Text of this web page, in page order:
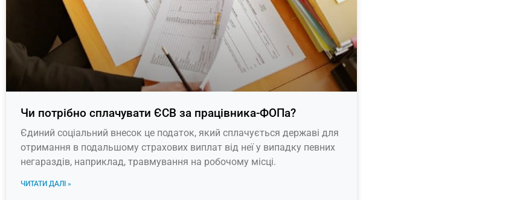
Чи потрібно сплачувати ЄСВ за працівника-ФОПа?
Єдиний соціальний внесок це податок, який сплачується державі для
отримання в подальшому страхових виплат від неї у випадку певних
негараздів, наприклад, травмування на робочому місці.
ЧИТАТИ ДАЛІ »